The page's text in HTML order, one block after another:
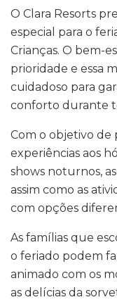
O Clara Resorts
especial para o
Crianças. O bem-
prioridade e essa
cuidadoso para
conforto durante
Com o objetivo de
experiências aos
shows noturnos,
assim como as
com opções
As famílias que
o feriado podem
animado com os
as delícias da